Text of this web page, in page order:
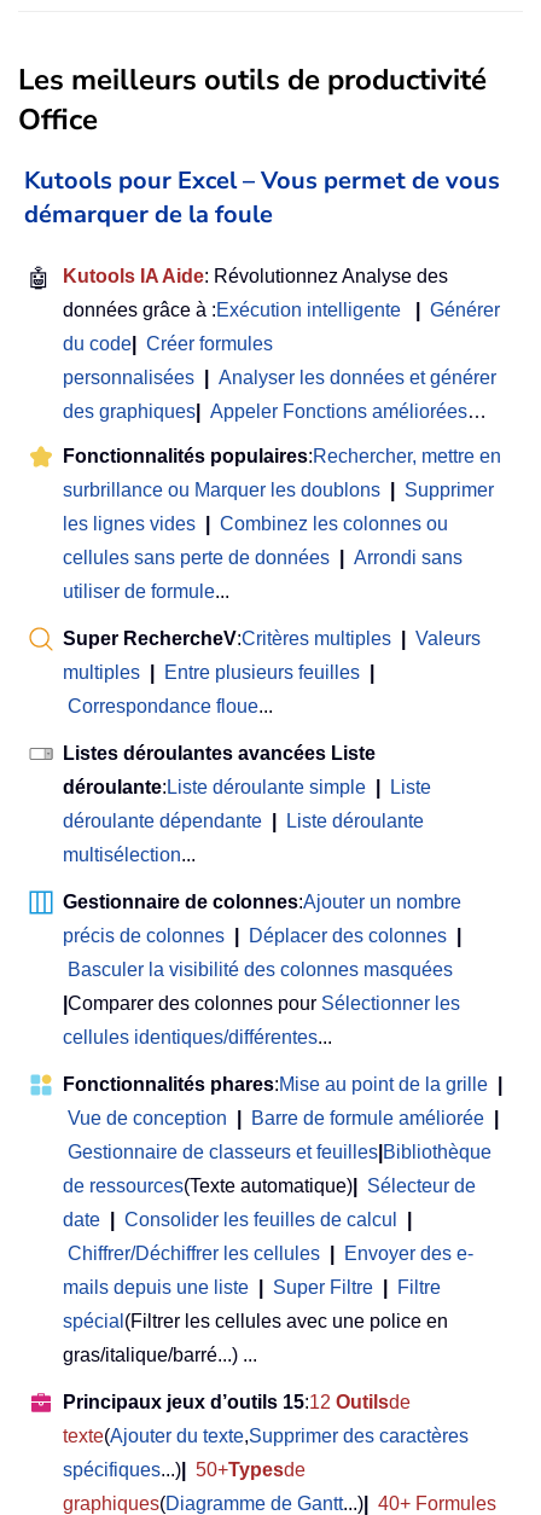
Les meilleurs outils de productivité
Office
Kutools pour Excel – Vous permet de vous
démarquer de la foule
🤖 Kutools IA Aide: Révolutionnez Analyse des
données grâce à :Exécution intelligente
Générer
du code
Créer formules
personnalisées
Analyser les données et générer
des graphiques
Appeler Fonctions améliorées…
Fonctionnalités populaires:Rechercher, mettre en
surbrillance ou Marquer les doublons
Supprimer
les lignes vides
Combinez les colonnes ou
cellules sans perte de données
Arrondi sans
utiliser de formule...
Super RechercheV:Critères multiples
Valeurs
multiples
Entre plusieurs feuilles
Correspondance floue...
Listes déroulantes avancées Liste
déroulante: Liste déroulante simple
Liste
déroulante dépendante
Liste déroulante
multisélection...
Gestionnaire de colonnes:Ajouter un nombre
précis de colonnes
Déplacer des colonnes
Basculer la visibilité des colonnes masquées
Comparer des colonnes pour Sélectionner les
cellules identiques/différentes...
Fonctionnalités phares:Mise au point de la grille
Vue de conception
Barre de formule améliorée
Gestionnaire de classeurs et feuilles Bibliothèque
de ressources(Texte automatique)
Sélecteur de
date
Consolider les feuilles de calcul
Chiffrer/Déchiffrer les cellules
Envoyer des e-
mails depuis une liste
Super Filtre
Filtre
spécial (Filtrer les cellules avec une police en
gras/italique/barré...) ...
Principaux jeux d’outils 15:12 Outilsde
texte(Ajouter du texte,Supprimer des caractères
spécifiques...) 50+Typesde
graphiques(Diagramme de Gantt...)
40+ Formules